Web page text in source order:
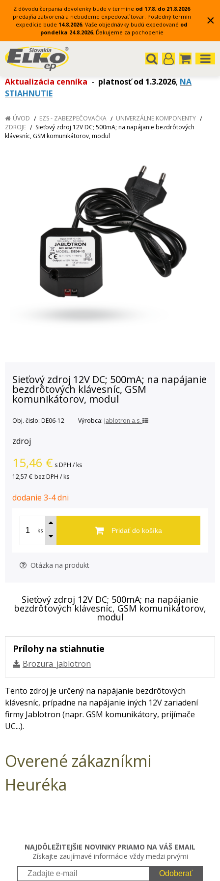
Z dôvodu čerpania dovolenky bude v termíne od 17.8. do 21.8.2026
predajňa zatvorená a nebudeme expedovať tovar. Posledný termín
expedície bude 14.8.2026. Vaše objednávky budú expedované od
pondelka 24.8.2026. Ďakujeme za pochopenie
×
Aktualizácia cenníka - platnosť od 1.3.2026, NA
STIAHNUTIE
ÚVOD EZS - ZABEZPEČOVAČKA
UNIVERZÁLNE KOMPONENTY
ZDROJE
Sieťový zdroj 12V DC; 500mA; na napájanie bezdrôtových
klávesníc, GSM komunikátorov, modul
Sieťový zdroj 12V DC; 500mA; na napájanie
bezdrôtových klávesníc, GSM
komunikátorov, modul
Obj. čislo: DE06-12 Výrobca: Jablotron a.s.
zdroj
15,46 € s DPH / ks
12,57 € bez DPH / ks
dodanie 3-4 dni
ks Pridať do košíka
Otázka na produkt
Sieťový zdroj 12V DC; 500mA; na napájanie
bezdrôtových klávesníc, GSM komunikátorov,
modul
Prílohy na stiahnutie
Brozura_jablotron
Tento zdroj je určený na napájanie bezdrôtových
klávesníc, prípadne na napájanie iných 12V zariadení
firmy Jablotron (napr. GSM komunikátory, prijímače
UC...).
Overené zákazníkmi
Heuréka
NAJDÔLEŽITEJŠIE NOVINKY PRIAMO NA VÁŠ EMAIL
Získajte zaujímavé informácie vždy medzi prvými
Odoberať